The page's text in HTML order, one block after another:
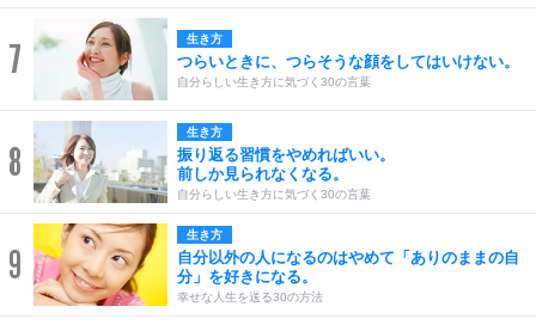
7 生き方
つらいときに、つらそうな顔をしてはいけない。
自分らしい生き方に気づく30の言葉
8
生き方
振り返る習慣をやめればいい。
前しか見られなくなる。
自分らしい生き方に気づく30の言葉
9
生き方
自分以外の人になるのはやめて「ありのままの自
分」を好きになる。
幸せな人生を送る30の方法